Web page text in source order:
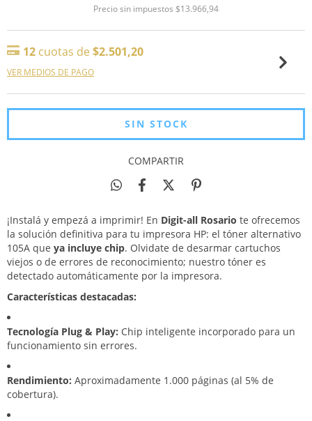
Precio sin impuestos $13.966,94
12 cuotas de $2.501,20
VER MEDIOS DE PAGO
COMPARTIR
¡Instalá y empezá a imprimir! En Digit-all Rosario te ofrecemos
la solución definitiva para tu impresora HP: el tóner alternativo
105A que ya incluye chip. Olvidate de desarmar cartuchos
viejos o de errores de reconocimiento; nuestro tóner es
detectado automáticamente por la impresora.
Características destacadas:
Tecnología Plug & Play: Chip inteligente incorporado para un
funcionamiento sin errores.
Rendimiento: Aproximadamente 1.000 páginas (al 5% de
cobertura).